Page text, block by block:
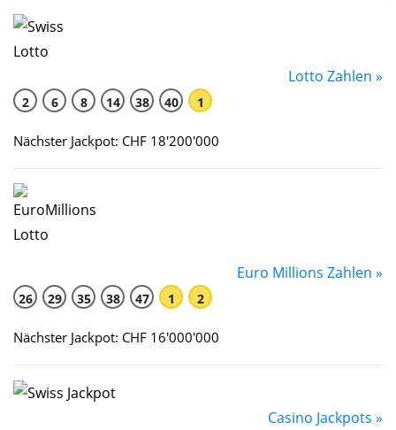
Lotto Zahlen »
2 6 8 14 38 40 1
Nächster Jackpot: CHF 18'200'000
Euro Millions Zahlen »
26 29 35 38 47 1 2
Nächster Jackpot: CHF 16'000'000
Casino Jackpots »